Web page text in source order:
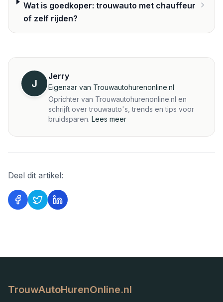
Wat is goedkoper: trouwauto met chauffeur
of zelf rijden?
J
Jerry
Eigenaar van Trouwautohurenonline.nl
Oprichter van Trouwautohurenonline.nl en
schrijft over trouwauto's, trends en tips voor
bruidsparen. Lees meer
Deel dit artikel:
TrouwAutoHurenOnline.nl